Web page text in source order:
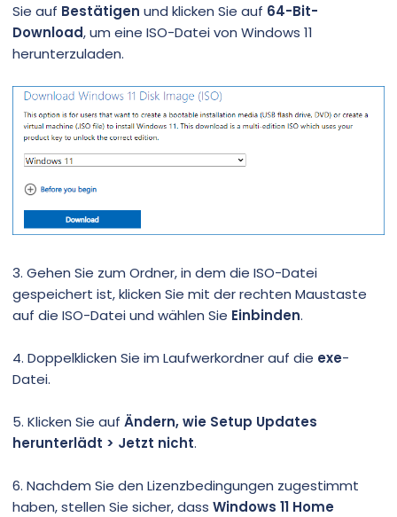
Sie auf Bestätigen und klicken Sie auf 64-Bit-
Download, um eine ISO-Datei von Windows 11
herunterzuladen.
3. Gehen Sie zum Ordner, in dem die ISO-Datei
gespeichert ist, klicken Sie mit der rechten Maustaste
auf die ISO-Datei und wählen Sie Einbinden.
4. Doppelklicken Sie im Laufwerkordner auf die exe-
Datei.
5. Klicken Sie auf Ändern, wie Setup Updates
herunterlädt > Jetzt nicht.
6. Nachdem Sie den Lizenzbedingungen zugestimmt
haben, stellen Sie sicher, dass Windows 11 Home